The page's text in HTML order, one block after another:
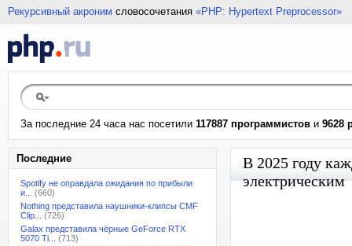
Рекурсивный акроним словосочетания «PHP: Hypertext Preprocessor»
За последние 24 часа нас посетили 117887 программистов и 9628
Последние
Spotify не оправдала ожидания по прибыли
и...
(660)
Nothing представила наушники-клипсы CMF
Clip...
(726)
Galax представила чёрные GeForce RTX
5070 Ti...
(713)
В 2025 году
электрическим